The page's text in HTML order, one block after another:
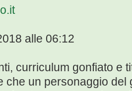
alle 06:12
curriculum gonfiato e
che un personaggio